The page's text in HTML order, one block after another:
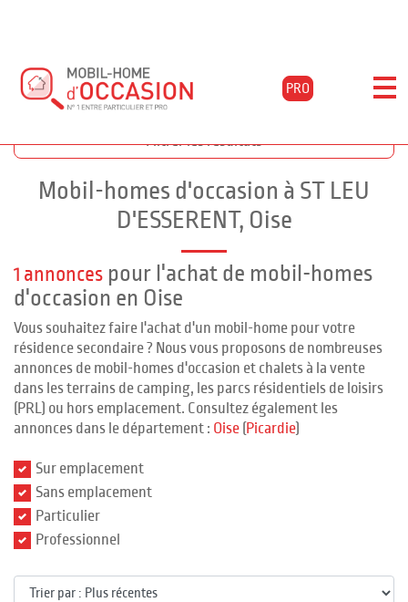
PRO
Accueil Acheter Picardie Oise St-leu-d'esserent
Filtrer les résultats
Mobil-homes d'occasion à ST LEU
D'ESSERENT, Oise
1 annonces pour l'achat de mobil-homes
d'occasion en Oise
Vous souhaitez faire l'achat d'un mobil-home pour votre
résidence secondaire ? Nous vous proposons de nombreuses
annonces de mobil-homes d'occasion et chalets à la vente
dans les terrains de camping, les parcs résidentiels de loisirs
(PRL) ou hors emplacement. Consultez également les
annonces dans le département : Oise (Picardie)
Sur emplacement
Sans emplacement
Particulier
Professionnel